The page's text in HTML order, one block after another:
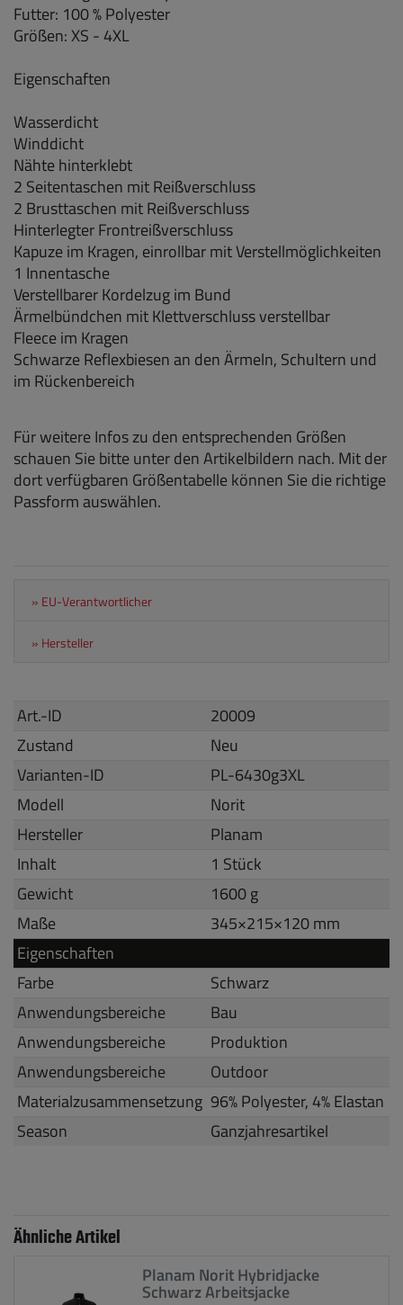
Futter: 100 % Polyester
Größen: XS - 4XL
Eigenschaften​
Wasserdicht
Winddicht
Nähte hinterklebt
2 Seitentaschen mit Reißverschluss
2 Brusttaschen mit Reißverschluss
Hinterlegter Frontreißverschluss
Kapuze im Kragen, einrollbar mit Verstellmöglichkeiten
1 Innentasche
Verstellbarer Kordelzug im Bund
Ärmelbündchen mit Klettverschluss verstellbar
Fleece im Kragen
Schwarze Reflexbiesen an den Ärmeln, Schultern und
im Rückenbereich
Für weitere Infos zu den entsprechenden Größen
schauen Sie bitte unter den Artikelbildern nach. Mit der
dort verfügbaren Größentabelle können Sie die richtige
Passform auswählen.
» EU-Verantwortlicher
» Hersteller
Art.-ID
20009
Zustand
Neu
Varianten-ID
PL-6430g3XL
Modell
Norit
Hersteller
Planam
Inhalt
1 Stück
Gewicht
1600 g
Maße
345×215×120mm
Eigenschaften
Farbe
Schwarz
Anwendungsbereiche
Bau
Anwendungsbereiche
Produktion
Anwendungsbereiche
Outdoor
Materialzusammensetzung 96% Polyester, 4% Elastan
Season
Ganzjahresartikel
Ähnliche Artikel
Planam Norit Hybridjacke
Schwarz Arbeitsjacke